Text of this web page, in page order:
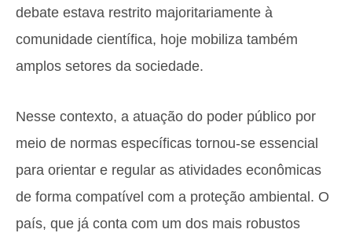
debate estava restrito majoritariamente à
comunidade científica, hoje mobiliza também
amplos setores da sociedade.
Nesse contexto, a atuação do poder público por
meio de normas específicas tornou-se essencial
para orientar e regular as atividades econômicas
de forma compatível com a proteção ambiental. O
país, que já conta com um dos mais robustos